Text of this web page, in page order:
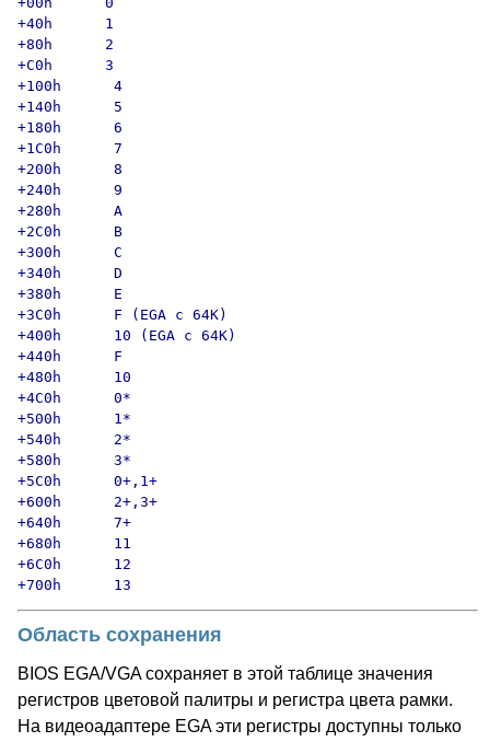
+40h      1
+80h      2
+C0h      3
+100h      4
+140h      5
+180h      6
+1C0h      7
+200h      8
+240h      9
+280h      A
+2C0h      B
+300h      C
+340h      D
+380h      E
+3C0h      F (EGA с 64К)
+400h      10 (EGA с 64К)
+440h      F
+480h      10
+4C0h      0*
+500h      1*
+540h      2*
+580h      3*
+5C0h      0+,1+
+600h      2+,3+
+640h      7+
+680h      11
+6C0h      12
+700h      13
Область сохранения
BIOS EGA/VGA сохраняет в этой таблице значения
регистров цветовой палитры и регистра цвета рамки.
На видеоадаптере EGA эти регистры доступны только